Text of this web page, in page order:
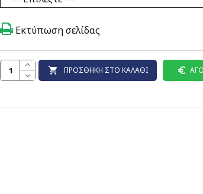
ΠΡΟΣΘΉΚΗ ΣΤΟ ΚΑΛΆΘΙ
Εκτύπωση σελίδας